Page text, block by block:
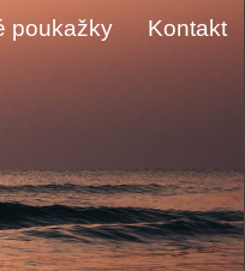
poukažky Kontakt